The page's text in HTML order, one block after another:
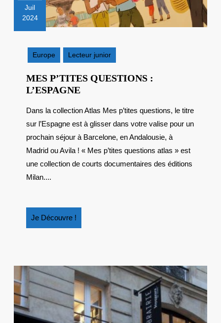
Juil
2024
2024
Europe
Lecteur junior
MES P’TITES QUESTIONS :
L’ESPAGNEMES
QUESTIONS
:
L’ESPAGNE
Dans la collection Atlas Mes p’tites questions, le titre
sur l’Espagne est à glisser dans votre valise pour un
prochain séjour à Barcelone, en Andalousie, à
Madrid ou Avila ! « Mes p’tites questions atlas » est
une collection de courts documentaires des éditions
Milan....
Je Découvre !
Découvre